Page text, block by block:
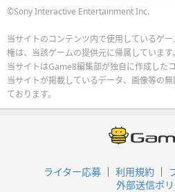
©Sony Interactive Entertainment Inc.
当サイトのコンテンツ内で使用しているゲ
権は、当該ゲームの提供元に帰属しています。
当サイトはGame8編集部が独自に作成した
当サイトが掲載しているデータ、画像等の
ております。
ライター応募 利用規約
外部送信ポ